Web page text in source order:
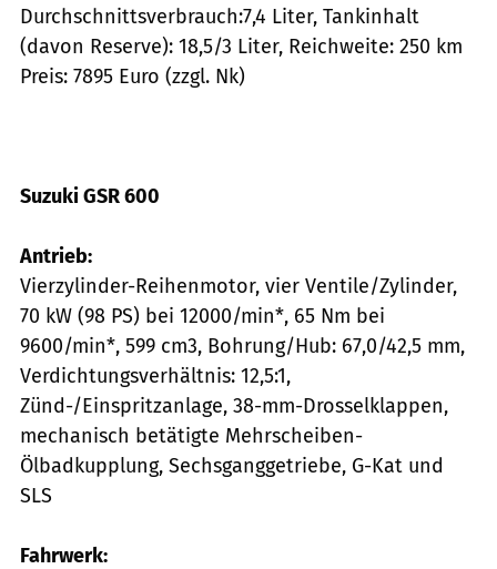
Durchschnittsverbrauch:7,4 Liter, Tankinhalt
(davon Reserve): 18,5/3 Liter, Reichweite: 250 km
Preis: 7895 Euro (zzgl. Nk)
Suzuki GSR 600
Antrieb:
Vierzylinder-Reihenmotor, vier Ventile/Zylinder,
70 kW (98 PS) bei 12000/min*, 65 Nm bei
9600/min*, 599 cm3, Bohrung/Hub: 67,0/42,5 mm,
Verdichtungsverhältnis: 12,5:1,
Zünd-/Einspritzanlage, 38-mm-Drosselklappen,
mechanisch betätigte Mehrscheiben-
Ölbadkupplung, Sechsganggetriebe, G-Kat und
SLS
Fahrwerk: